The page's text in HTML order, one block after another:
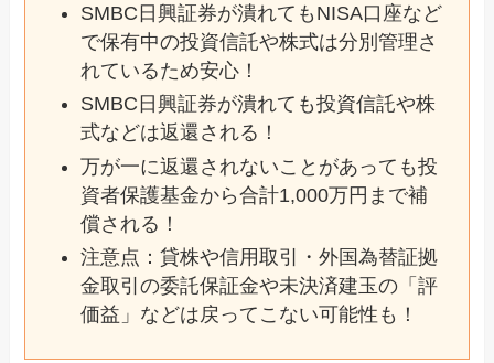
SMBC日興証券が潰れてもNISA口座など
で保有中の投資信託や株式は分別管理さ
れているため安心！
SMBC日興証券が潰れても投資信託や株
式などは返還される！
万が一に返還されないことがあっても投
資者保護基金から合計1,000万円まで補
償される！
注意点：貸株や信用取引・外国為替証拠
金取引の委託保証金や未決済建玉の「評
価益」などは戻ってこない可能性も！